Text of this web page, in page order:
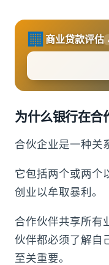
🏢 商业贷款评估
为什么银行在合
合伙企业是一种关
它包括两个或两个
创业以牟取暴利。
合作伙伴共享所有
伙伴都必须了解自
至关重要。